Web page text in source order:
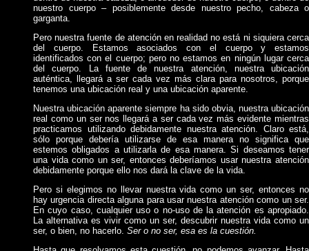
nuestro cuerpo – posiblemente desde nuestro pecho, cabeza o
garganta.
Pero nuestra fuente de atención en realidad no está ni siquiera cerca
del cuerpo. Estamos asociados con el cuerpo y estamos
identificados con el cuerpo; pero no estamos en ningún lugar cerca
del cuerpo. La fuente de nuestra atención, nuestra ubicación
auténtica, llegará a ser cada vez más clara para nosotros, porque
tenemos una ubicación real y una ubicación aparente.
Nuestra ubicación aparente siempre ha sido obvia, nuestra ubicación
real como un ser nos llegará a ser cada vez más evidente mientras
practicamos utilizando debidamente nuestra atención. Claro está,
sólo porque debería utilizarse de esa manera no significa que
estemos obligados a utilizarla de esa manera. Si deseamos tener
una vida como un ser, entonces deberíamos usar nuestra atención
debidamente porque ello nos dará la clave de la vida.
Pero si elegimos no llevar nuestra vida como un ser, entonces no
hay urgencia directa alguna para usar nuestra atención como un ser.
En cuyo caso, cualquier uso o no-uso de la atención es apropiado.
La alternativa es vivir como un ser, descubrir nuestra vida como un
ser, o bien, no hacerlo. Ser o no ser, esa es la cuestión.